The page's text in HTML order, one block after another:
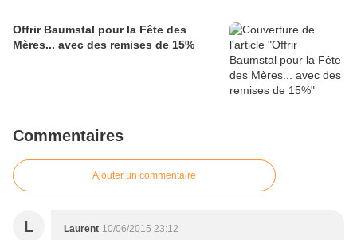
Offrir Baumstal pour la Fête des
Mères... avec des remises de 15%
Commentaires
Ajouter un commentaire
L Laurent 10/06/2015 23:12